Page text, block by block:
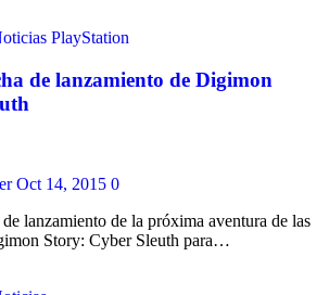
PlayStation
de lanzamiento de Digimon
Oct 14, 2015 0
lanzamiento de la próxima aventura de las
Story: Cyber Sleuth para…